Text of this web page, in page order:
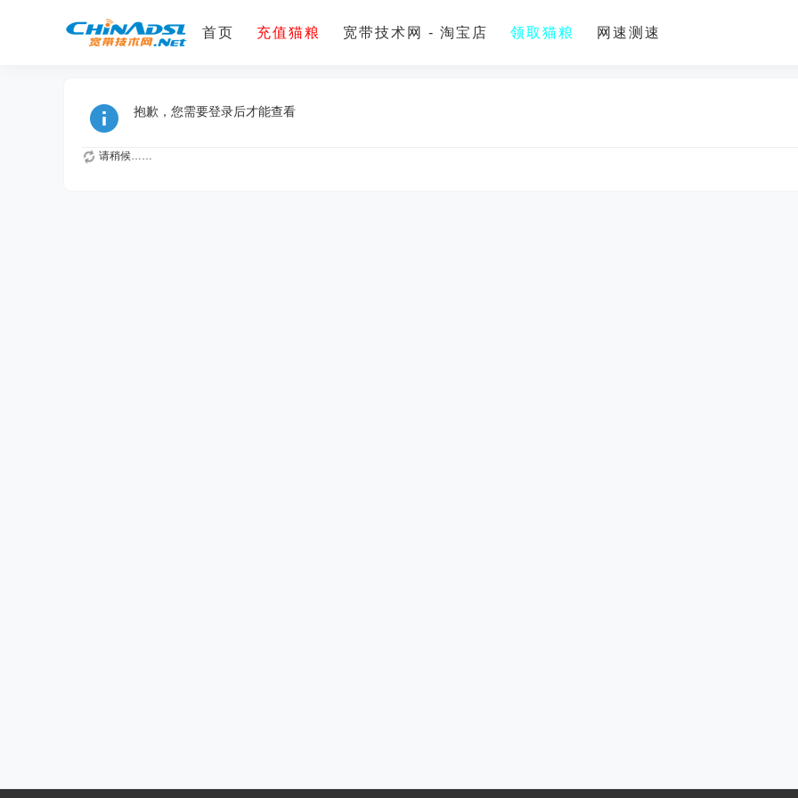
首页 充值猫粮 宽带技术网 - 淘宝店 领取猫粮 网速测速
抱歉，您需要登录后才能查看
请稍候……